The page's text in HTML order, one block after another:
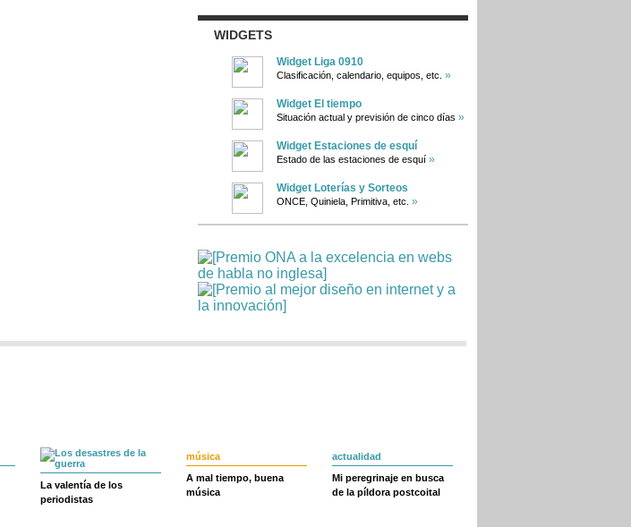
WIDGETS
Widget Liga 0910
Clasificación, calendario, equipos, etc. »
Widget El tiempo
Situación actual y previsión de cinco días »
Widget Estaciones de esquí
Estado de las estaciones de esquí »
Widget Loterías y Sorteos
ONCE, Quiniela, Primitiva, etc. »
La valentía de los
periodistas
música
A mal tiempo, buena
música
actualidad
Mi peregrinaje en busca
de la píldora postcoital